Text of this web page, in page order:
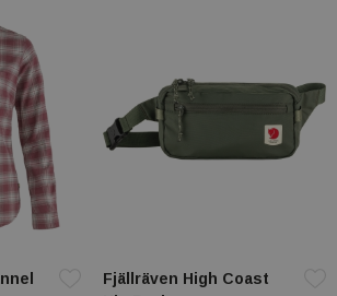
Fjällräven High Coast